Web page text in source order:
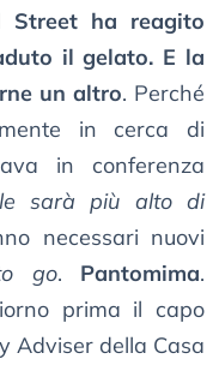
Street ha reagito
il gelato. E la
un altro. Perché
in cerca di
in conferenza
sarà più alto di
necessari nuovi
go. Pantomima.
prima il capo
Adviser della Casa